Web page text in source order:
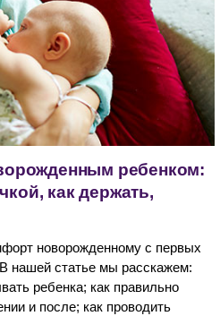
ребенком:
как держать,
новорожденному с первых
нашей статье мы расскажем:
ребенка; как правильно
и после; как проводить